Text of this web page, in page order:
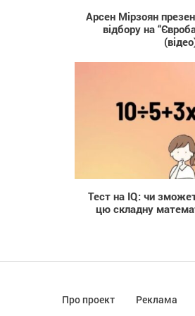
Арсен Мірзоян
відбору на
Тест на IQ: чи
цю складну
Про проект Реклама